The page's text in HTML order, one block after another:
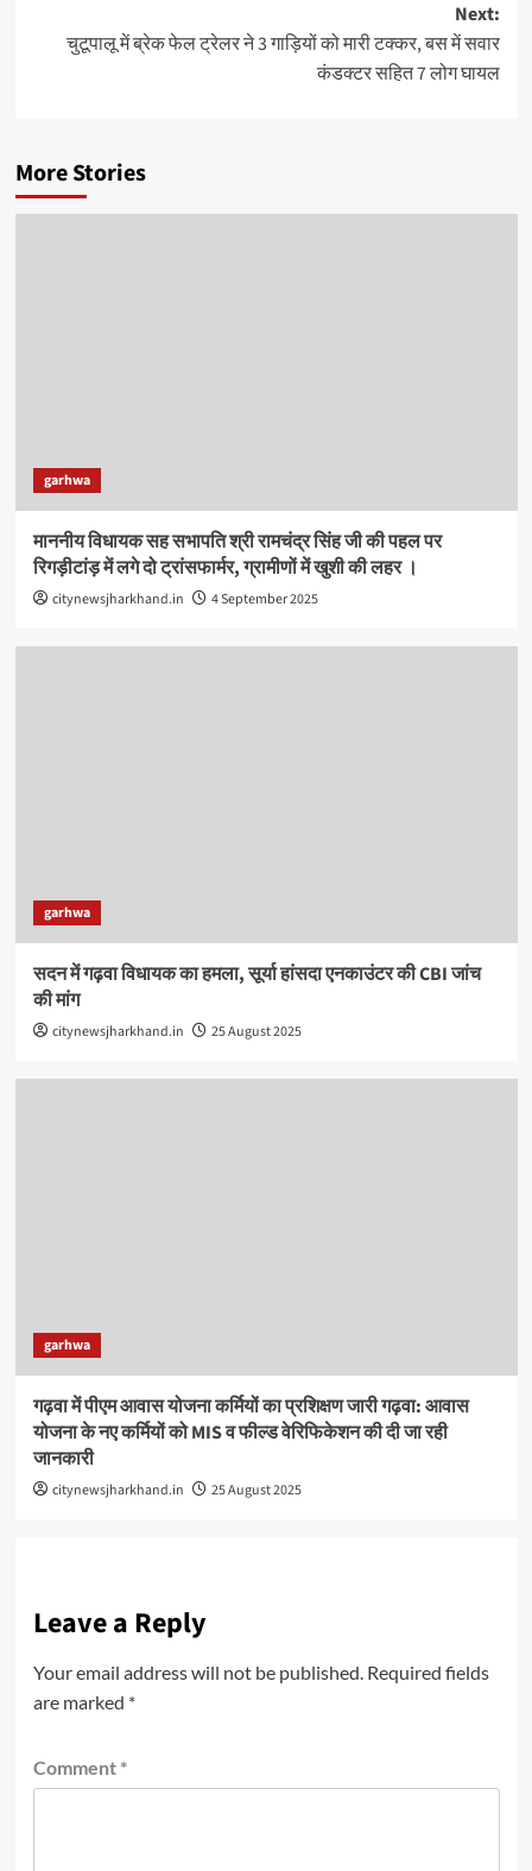
Next:
चुटूपालू में ब्रेक फेल ट्रेलर ने 3 गाड़ियों को मारी टक्कर, बस में सवार
कंडक्टर सहित 7 लोग घायल
More Stories
garhwa
माननीय विधायक सह सभापति श्री रामचंद्र सिंह जी की पहल पर
रिगड़ीटांड़ में लगे दो ट्रांसफार्मर, ग्रामीणों में खुशी की लहर ।
citynewsjharkhand.in 4 September 2025
garhwa
सदन में गढ़वा विधायक का हमला, सूर्या हांसदा एनकाउंटर की CBI जांच
की मांग
citynewsjharkhand.in 25 August 2025
garhwa
गढ़वा में पीएम आवास योजना कर्मियों का प्रशिक्षण जारी गढ़वा: आवास
योजना के नए कर्मियों को MIS व फील्ड वेरिफिकेशन की दी जा रही
जानकारी
citynewsjharkhand.in 25 August 2025
Leave a Reply
Your email address will not be published. Required fields
are marked *
Comment *